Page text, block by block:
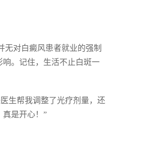
对白癜风患者就业的强制
。记住，生活不止白斑一
生帮我调整了光疗剂量，还
是开心！”